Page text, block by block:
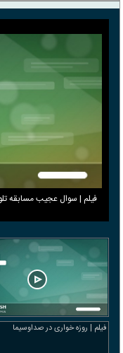
فیلم | سوال عجیب مسابقه
فیلم | روزه خواری در صداوسیما